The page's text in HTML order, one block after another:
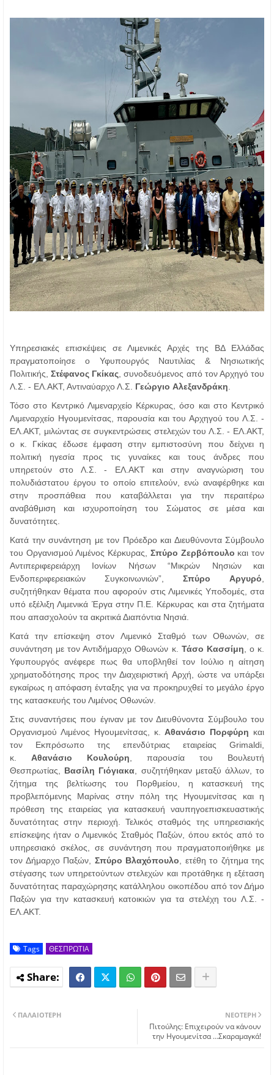
Υπηρεσιακές επισκέψεις σε Λιμενικές Αρχές της ΒΔ Ελλάδας
πραγματοποίησε ο Υφυπουργός Ναυτιλίας & Νησιωτικής
Πολιτικής,Στέφανος Γκίκας, συνοδευόμενος από τον Αρχηγό του
Λ.Σ. - ΕΛ.ΑΚΤ, Αντιναύαρχο Λ.Σ. Γεώργιο Αλεξανδράκη.
Τόσο στο Κεντρικό Λιμεναρχείο Κέρκυρας, όσο και στο Κεντρικό
Λιμεναρχείο Ηγουμενίτσας, παρουσία και του Αρχηγού του Λ.Σ. -
ΕΛ.ΑΚΤ, μιλώντας σε συγκεντρώσεις στελεχών του Λ.Σ. - ΕΛ.ΑΚΤ,
ο κ. Γκίκας έδωσε έμφαση στην εμπιστοσύνη που δείχνει η
πολιτική ηγεσία προς τις γυναίκες και τους άνδρες που
υπηρετούν στο Λ.Σ. - ΕΛ.ΑΚΤ και στην αναγνώριση του
πολυδιάστατου έργου το οποίο επιτελούν, ενώ αναφέρθηκε και
στην προσπάθεια που καταβάλλεται για την περαιτέρω
αναβάθμιση και ισχυροποίηση του Σώματος σε μέσα και
δυνατότητες.
Κατά την συνάντηση με τον Πρόεδρο και Διευθύνοντα Σύμβουλο
του Οργανισμού Λιμένος Κέρκυρας, Σπύρο Ζερβόπουλο και τον
Αντιπεριφερειάρχη Ιονίων Νήσων “Μικρών Νησιών και
Ενδοπεριφερειακών Συγκοινωνιών”, Σπύρο Αργυρό,
συζητήθηκαν θέματα που αφορούν στις Λιμενικές Υποδομές, στα
υπό εξέλιξη Λιμενικά Έργα στην Π.Ε. Κέρκυρας και στα ζητήματα
που απασχολούν τα ακριτικά Διαπόντια Νησιά.
Κατά την επίσκεψη στον Λιμενικό Σταθμό των Οθωνών, σε
συνάντηση με τον Αντιδήμαρχο Οθωνών κ. Τάσο Κασσίμη, ο κ.
Υφυπουργός ανέφερε πως θα υποβληθεί τον Ιούλιο η αίτηση
χρηματοδότησης προς την Διαχειριστική Αρχή, ώστε να υπάρξει
εγκαίρως η απόφαση ένταξης για να προκηρυχθεί το μεγάλο έργο
της κατασκευής του Λιμένος Οθωνών.
Στις συναντήσεις που έγιναν με τον Διευθύνοντα Σύμβουλο του
Οργανισμού Λιμένος Ηγουμενίτσας, κ.Αθανάσιο Πορφύρη και
τον Εκπρόσωπο της επενδύτριας εταιρείας Grimaldi,
κ. Αθανάσιο Κουλούρη, παρουσία του Βουλευτή
Θεσπρωτίας, Βασίλη Γιόγιακα, συζητήθηκαν μεταξύ άλλων, το
ζήτημα της βελτίωσης του Πορθμείου, η κατασκευή της
προβλεπόμενης Μαρίνας στην πόλη της Ηγουμενίτσας και η
πρόθεση της εταιρείας για κατασκευή ναυπηγοεπισκευαστικής
δυνατότητας στην περιοχή. Τελικός σταθμός της υπηρεσιακής
επίσκεψης ήταν ο Λιμενικός Σταθμός Παξών, όπου εκτός από το
υπηρεσιακό σκέλος, σε συνάντηση που πραγματοποιήθηκε με
τον Δήμαρχο Παξών, Σπύρο Βλαχόπουλο, ετέθη το ζήτημα της
στέγασης των υπηρετούντων στελεχών και προτάθηκε η εξέταση
δυνατότητας παραχώρησης κατάλληλου οικοπέδου από τον Δήμο
Παξών για την κατασκευή κατοικιών για τα στελέχη του Λ.Σ. -
ΕΛ.ΑΚΤ.
Tags ΘΕΣΠΡΩΤΙΑ
ΝΕΌΤΕΡΗ
Πιτούλης: Επιχειρούν να κάνουν
την Ηγουμενίτσα …Σκαραμαγκά!
ΠΑΛΑΙΌΤΕΡΗ